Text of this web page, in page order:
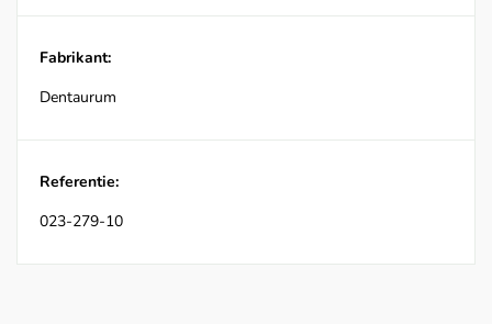
Fabrikant:
Dentaurum
Referentie:
023-279-10